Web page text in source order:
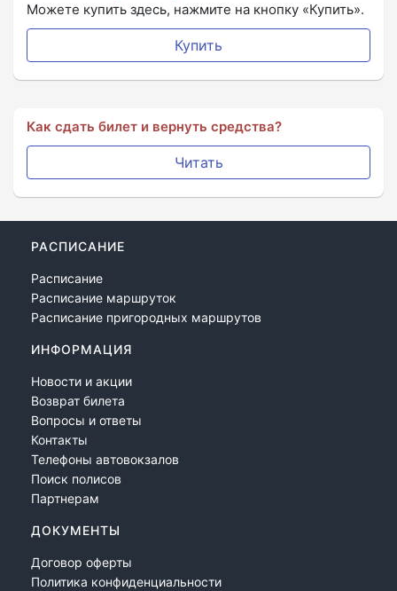
Можете купить здесь, нажмите на кнопку «Купить».
Купить
Как сдать билет и вернуть средства?
Читать
РАСПИСАНИЕ
Расписание
Расписание маршруток
Расписание пригородных маршрутов
ИНФОРМАЦИЯ
Новости и акции
Возврат билета
Вопросы и ответы
Контакты
Телефоны автовокзалов
Поиск полисов
Партнерам
ДОКУМЕНТЫ
Договор оферты
Политика конфиденциальности